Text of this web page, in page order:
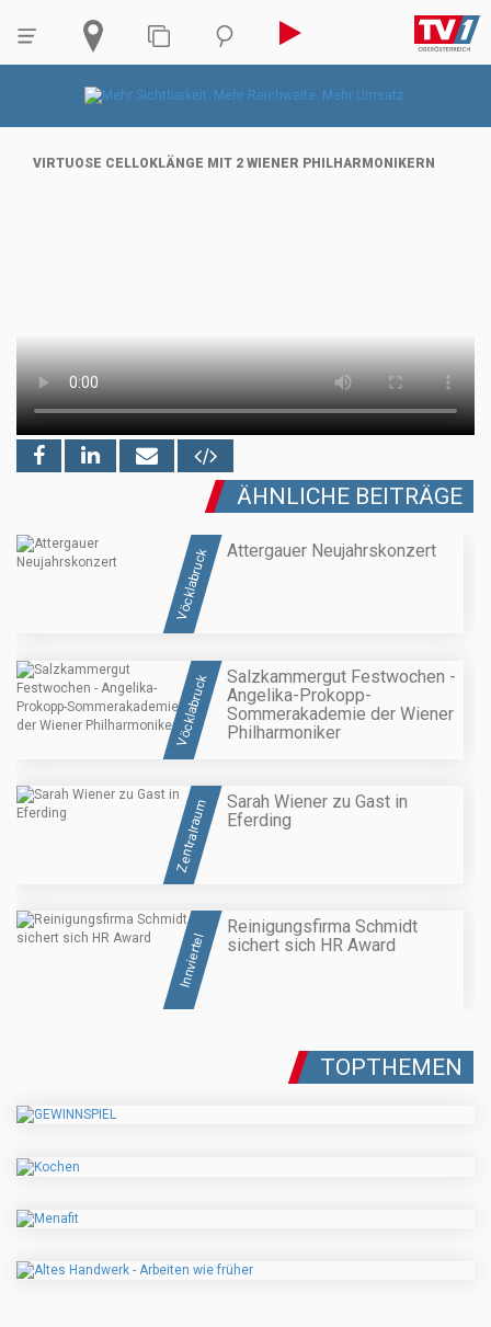
VIRTUOSE CELLOKLÄNGE MIT 2 WIENER PHILHARMONIKERN
ÄHNLICHE BEITRÄGE
Vöcklabruck Attergauer Neujahrskonzert
Vöcklabruck
Salzkammergut Festwochen -
Angelika-Prokopp-
Sommerakademie der Wiener
Philharmoniker
Zentralraum
Sarah Wiener zu Gast in
Eferding
Innviertel
Reinigungsfirma Schmidt
sichert sich HR Award
TOPTHEMEN